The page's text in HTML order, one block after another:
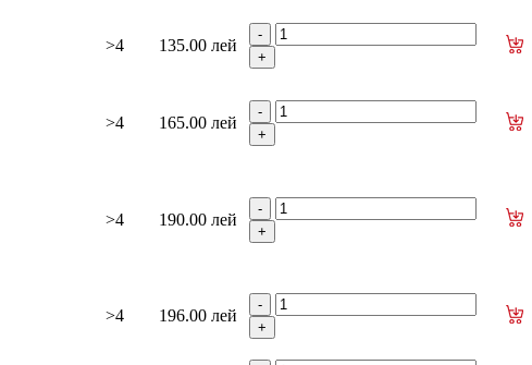
>4 135.00 лей
>4 165.00 лей
>4 190.00 лей
>4 196.00 лей